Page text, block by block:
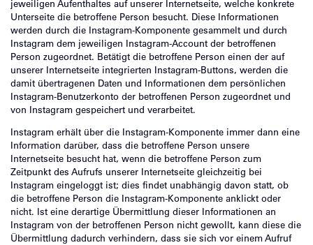
jeweiligen Aufenthaltes auf unserer Internetseite, welche konkrete
Unterseite die betroffene Person besucht. Diese Informationen
werden durch die Instagram-Komponente gesammelt und durch
Instagram dem jeweiligen Instagram-Account der betroffenen
Person zugeordnet. Betätigt die betroffene Person einen der auf
unserer Internetseite integrierten Instagram-Buttons, werden die
damit übertragenen Daten und Informationen dem persönlichen
Instagram-Benutzerkonto der betroffenen Person zugeordnet und
von Instagram gespeichert und verarbeitet.
Instagram erhält über die Instagram-Komponente immer dann eine
Information darüber, dass die betroffene Person unsere
Internetseite besucht hat, wenn die betroffene Person zum
Zeitpunkt des Aufrufs unserer Internetseite gleichzeitig bei
Instagram eingeloggt ist; dies findet unabhängig davon statt, ob
die betroffene Person die Instagram-Komponente anklickt oder
nicht. Ist eine derartige Übermittlung dieser Informationen an
Instagram von der betroffenen Person nicht gewollt, kann diese die
Übermittlung dadurch verhindern, dass sie sich vor einem Aufruf